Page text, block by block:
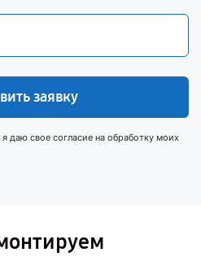
заявку
даю свое согласие на обработку моих